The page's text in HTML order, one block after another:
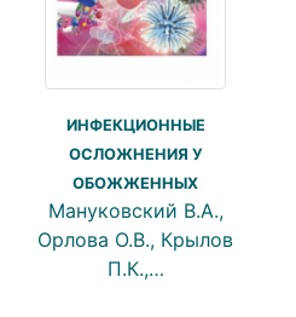
ИНФЕКЦИОННЫЕ
ОСЛОЖНЕНИЯ У
ОБОЖЖЕННЫХ
Мануковский В.А.,
Орлова О.В., Крылов
П.К.,…